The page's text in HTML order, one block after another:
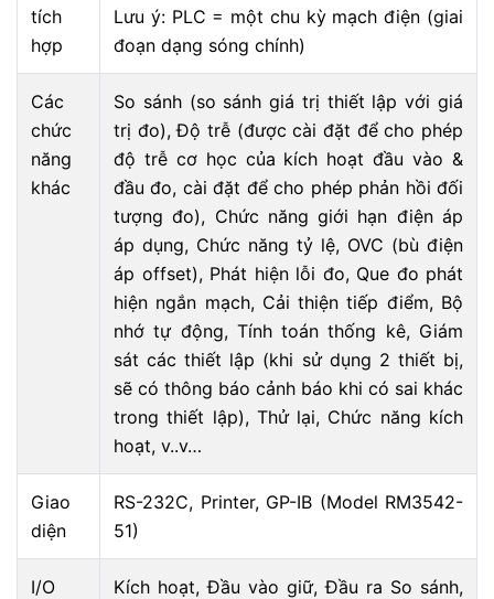
tích
hợp
Lưu ý: PLC = một chu kỳ mạch điện (giai
đoạn dạng sóng chính)
Các
chức
năng
khác
So sánh (so sánh giá trị thiết lập với giá
trị đo), Độ trễ (được cài đặt để cho phép
độ trễ cơ học của kích hoạt đầu vào &
đầu đo, cài đặt để cho phép phản hồi đối
tượng đo), Chức năng giới hạn điện áp
áp dụng, Chức năng tỷ lệ, OVC (bù điện
áp offset), Phát hiện lỗi đo, Que đo phát
hiện ngắn mạch, Cải thiện tiếp điểm, Bộ
nhớ tự động, Tính toán thống kê, Giám
sát các thiết lập (khi sử dụng 2 thiết bị,
sẽ có thông báo cảnh báo khi có sai khác
trong thiết lập), Thử lại, Chức năng kích
hoạt, v..v…
Giao
diện
RS-232C, Printer, GP-IB (Model RM3542-
51)
I/O
Kích hoạt, Đầu vào giữ, Đầu ra So sánh,